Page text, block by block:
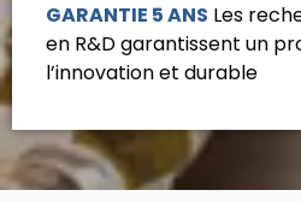
GARANTIE 5 ANS Les
en R&D garantissent un
l’innovation et durable